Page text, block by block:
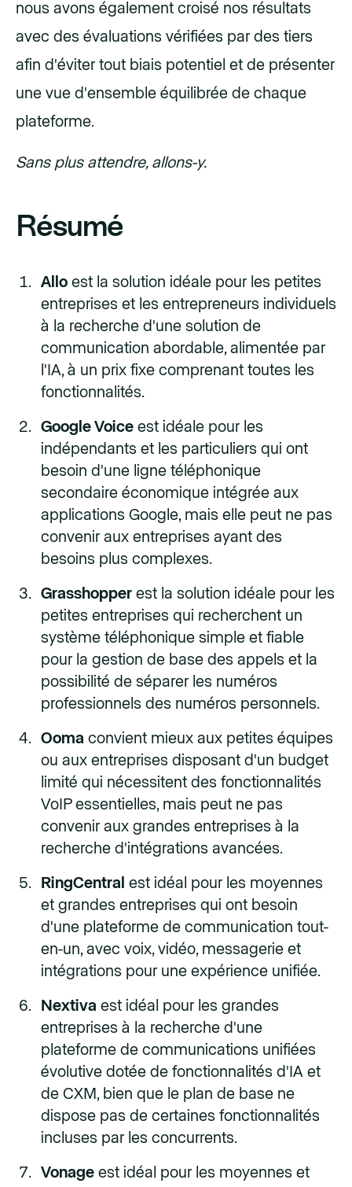
nous avons également croisé nos résultats
avec des évaluations vérifiées par des tiers
afin d'éviter tout biais potentiel et de présenter
une vue d'ensemble équilibrée de chaque
plateforme.
Sans plus attendre, allons-y.
Résumé
Allo est la solution idéale pour les petites
entreprises et les entrepreneurs individuels
à la recherche d'une solution de
communication abordable, alimentée par
l'IA, à un prix fixe comprenant toutes les
fonctionnalités.
Google Voice est idéale pour les
indépendants et les particuliers qui ont
besoin d'une ligne téléphonique
secondaire économique intégrée aux
applications Google, mais elle peut ne pas
convenir aux entreprises ayant des
besoins plus complexes.
Grasshopper est la solution idéale pour les
petites entreprises qui recherchent un
système téléphonique simple et fiable
pour la gestion de base des appels et la
possibilité de séparer les numéros
professionnels des numéros personnels.
Ooma convient mieux aux petites équipes
ou aux entreprises disposant d'un budget
limité qui nécessitent des fonctionnalités
VoIP essentielles, mais peut ne pas
convenir aux grandes entreprises à la
recherche d'intégrations avancées.
RingCentral est idéal pour les moyennes
et grandes entreprises qui ont besoin
d'une plateforme de communication tout-
en-un, avec voix, vidéo, messagerie et
intégrations pour une expérience unifiée.
Nextiva est idéal pour les grandes
entreprises à la recherche d'une
plateforme de communications unifiées
évolutive dotée de fonctionnalités d'IA et
de CXM, bien que le plan de base ne
dispose pas de certaines fonctionnalités
incluses par les concurrents.
Vonage est idéal pour les moyennes et